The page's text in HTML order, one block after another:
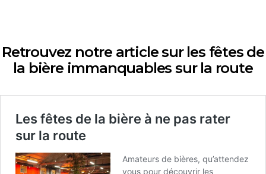
Retrouvez notre article sur les fêtes de
la bière immanquables sur la route